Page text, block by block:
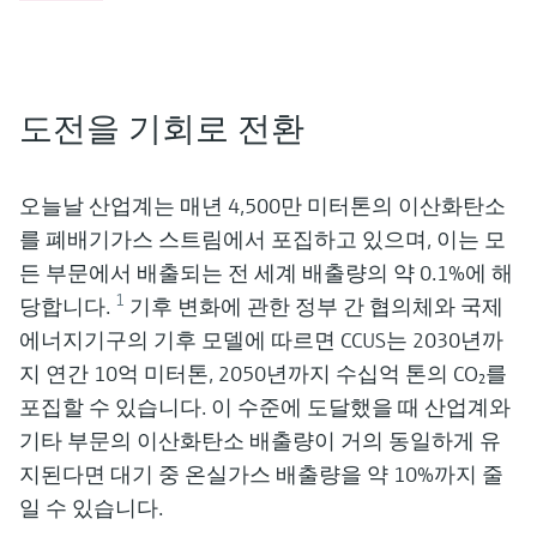
도전을 기회로 전환
오늘날 산업계는 매년 4,500만 미터톤의 이산화탄소
를 폐배기가스 스트림에서 포집하고 있으며, 이는 모
든 부문에서 배출되는 전 세계 배출량의 약 0.1%에 해
당합니다. 1 기후 변화에 관한 정부 간 협의체와 국제
에너지기구의 기후 모델에 따르면 CCUS는 2030년까
지 연간 10억 미터톤, 2050년까지 수십억 톤의 CO₂를
포집할 수 있습니다. 이 수준에 도달했을 때 산업계와
기타 부문의 이산화탄소 배출량이 거의 동일하게 유
지된다면 대기 중 온실가스 배출량을 약 10%까지 줄
일 수 있습니다.